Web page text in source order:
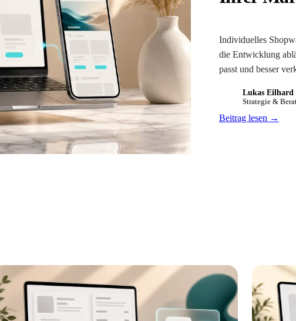
Individuelles
die Entwicklung
passt und besser
Lukas Eilhard
Strategie &
Beitrag lesen →